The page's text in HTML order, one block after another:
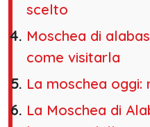
scelto
Moschea di
come visitarla
La moschea oggi:
La Moschea di